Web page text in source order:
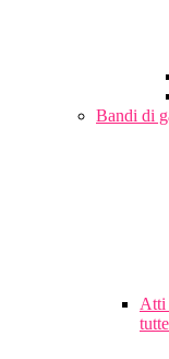
Bandi di
Atti